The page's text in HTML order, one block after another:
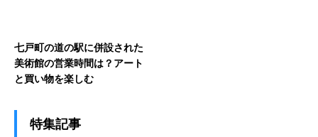
七戸町の道の駅に併設された
美術館の営業時間は？アート
と買い物を楽しむ
特集記事